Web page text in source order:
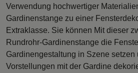
Verwendung hochwertiger
Gardinenstange zu einer
Extraklasse. Sie können Mit dieser
Rundrohr-Gardinenstange die
Gardinengestaltung in Szene setzen
Vorstellungen mit der Gardine